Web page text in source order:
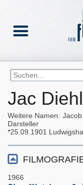
Jac Diehl
Weitere Namen
Darsteller
25.09.1901
1966